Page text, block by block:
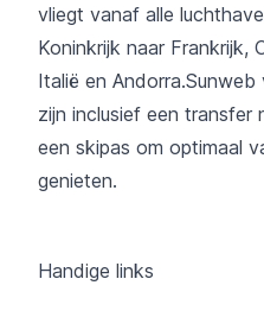
vliegt vanaf alle
Koninkrijk naar Frankrijk,
Italië en Andorra.Sunweb
zijn inclusief een transfer
een skipas om optimaal
genieten.
Handige links